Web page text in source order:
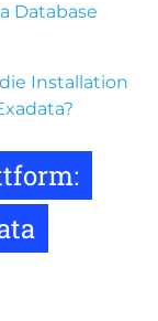
Database
Installation